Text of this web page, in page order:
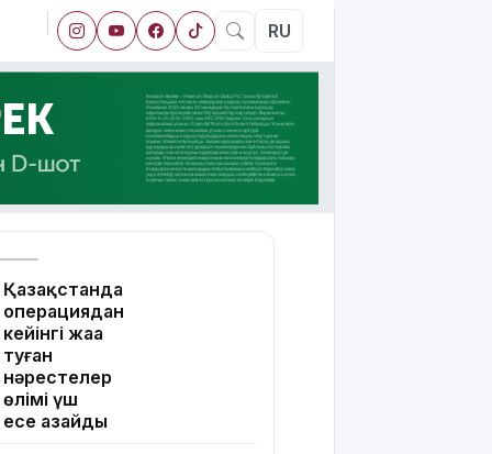
RU
Қазақстанда
операциядан
кейінгі жаңа
туған
нәрестелер
өлімі үш
есе азайды